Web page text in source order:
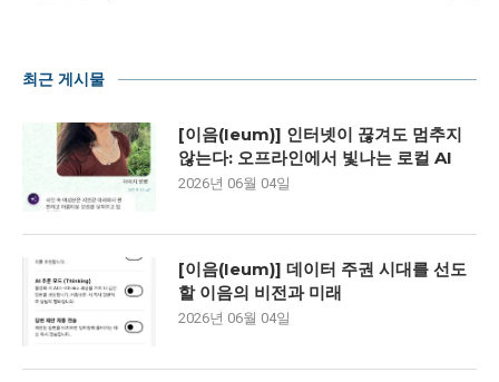
최근 게시물
[이음(Ieum)] 인터넷이 끊겨도 멈추지
않는다: 오프라인에서 빛나는 로컬 AI
2026년 06월 04일
[이음(Ieum)] 데이터 주권 시대를 선도
할 이음의 비전과 미래
2026년 06월 04일